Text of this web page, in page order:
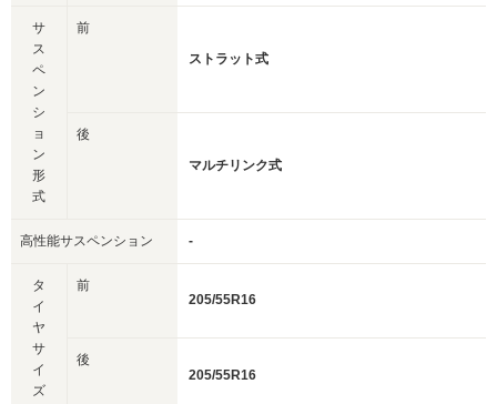
サ
ス
ペ
ン
シ
ョ
ン
形
式
前
ストラット式
後
マルチリンク式
高性能サスペンション -
タ
イ
ヤ
サ
イ
ズ
前
205/55R16
後
205/55R16